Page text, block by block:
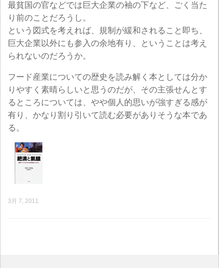
最貧国の官などでは巨大企業の袖の下など、ごく当た
り前のことだろうし。
という図式を考えれば、規制が緩和されること即ち、
巨大企業以外にも参入の余地有り、ということは考え
られないのだろうか。
フード産業についての歴史を読み解く本としては分か
りやすく素晴らしいと思うのだが、その主張せんとす
るところについては、やや個人的思いが強すぎる感が
有り、かなり割り引いて読む必要がありそうな本であ
る。
3月 7, 2011